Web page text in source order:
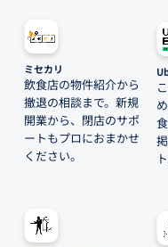
ミセカリ
飲食店の物件紹介から
撤退の相談まで。新規
開業から、閉店のサポ
ートもプロにおまかせ
ください。